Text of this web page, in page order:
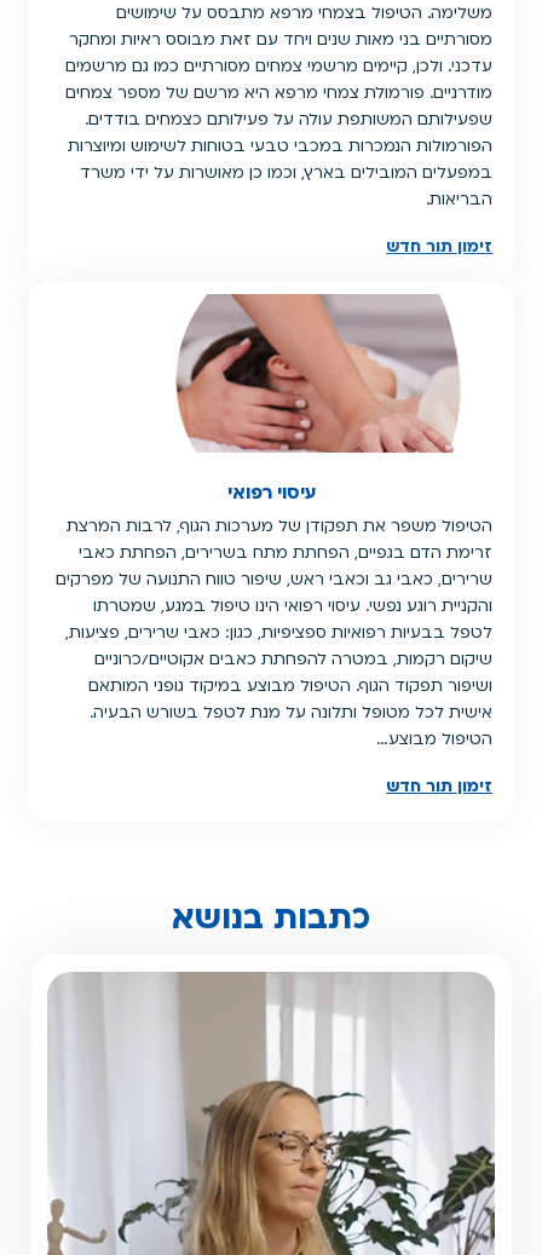
משלימה. הטיפול בצמחי מרפא מתבסס על שימושים
מסורתיים בני מאות שנים ויחד עם זאת מבוסס ראיות ומחקר
עדכני. ולכן, קיימים מרשמי צמחים מסורתיים כמו גם מרשמים
מודרניים. פורמולת צמחי מרפא היא מרשם של מספר צמחים
שפעילותם המשותפת עולה על פעילותם כצמחים בודדים.
הפורמולות הנמכרות במכבי טבעי בטוחות לשימוש ומיוצרות
במפעלים המובילים בארץ, וכמו כן מאושרות על ידי משרד
הבריאות.
זימון תור חדש
עיסוי רפואי
הטיפול משפר את תפקודן של מערכות הגוף, לרבות המרצת
זרימת הדם בגפיים, הפחתת מתח בשרירים, הפחתת כאבי
שרירים, כאבי גב וכאבי ראש, שיפור טווח התנועה של מפרקים
והקניית רוגע נפשי. עיסוי רפואי הינו טיפול במגע, שמטרתו
לטפל בבעיות רפואיות ספציפיות, כגון: כאבי שרירים, פציעות,
שיקום רקמות, במטרה להפחתת כאבים אקוטיים/כרוניים
ושיפור תפקוד הגוף. הטיפול מבוצע במיקוד גופני המותאם
אישית לכל מטופל ותלונה על מנת לטפל בשורש הבעיה.
הטיפול מבוצע…
זימון תור חדש
כתבות בנושא